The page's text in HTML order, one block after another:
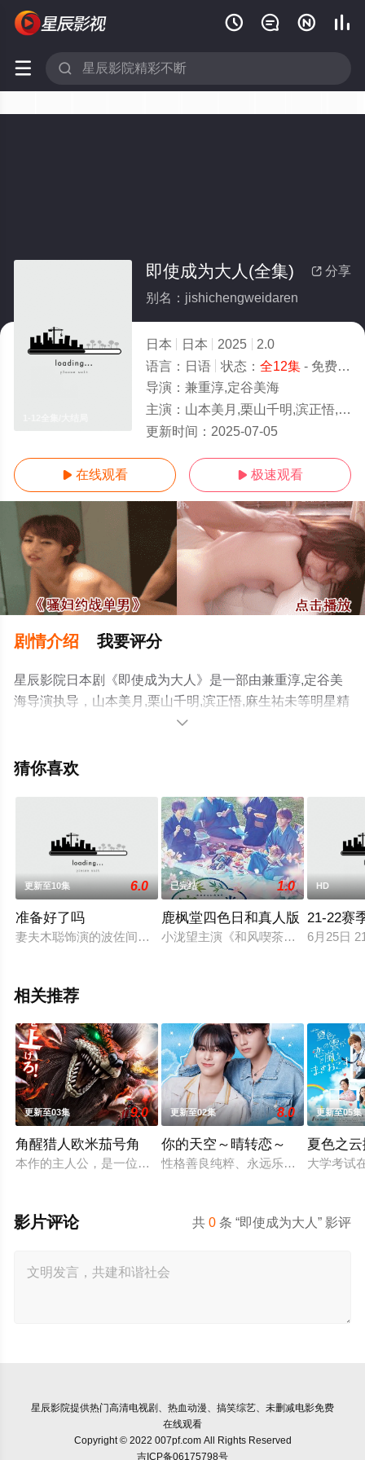
   
 
 分享
即使成为大人(全集)
别名：jishichengweidaren
日本 日本 2025
2.0
语言： 日语 状态： 全12集- 免费在线观看
导演： 兼重淳,定谷美海
主演： 山本美月,栗山千明,滨正悟,麻生祐未
更新时间： 2025-07-05
 在线观看  极速观看
剧情介绍 我要评分
星辰影院日本剧《即使成为大人》是一部由兼重淳,定谷美
海导演执导，山本美月,栗山千明,滨正悟,麻生祐未等明星精
彩演绎的日本电视剧，大结局剧情已揭晓（1-12全集），
视，更多相关信息可移步至豆瓣电视剧、电视猫或剧情网

猜你喜欢
更新至10集 6.0
准备好了吗
妻夫木聪饰演的波佐间永介白天是糕点师，实际是带领一支拥
已完结 1.0
鹿枫堂四色日和真人版
小泷望主演《和风喫茶鹿枫堂》，改
HD
21-22赛
6月25日
相关推荐
更新至03集 9.0
角醒猎人欧米茄号角
本作的主人公，是一位勉强糊口的寻宝猎人 —— 炎之修特。他
更新至02集 8.0
你的天空～晴转恋～
性格善良纯粹、永远乐观开朗的阳光
更新至05集
夏色之
大学考试
共0 条 “即使成为大人” 影评
影片评论
星辰影院提供热门高清电视剧、热血动漫、搞笑综艺、未删减电影免费
在线观看
Copyright © 2022 007pf.com All Rights Reserved
吉ICP备06175798号